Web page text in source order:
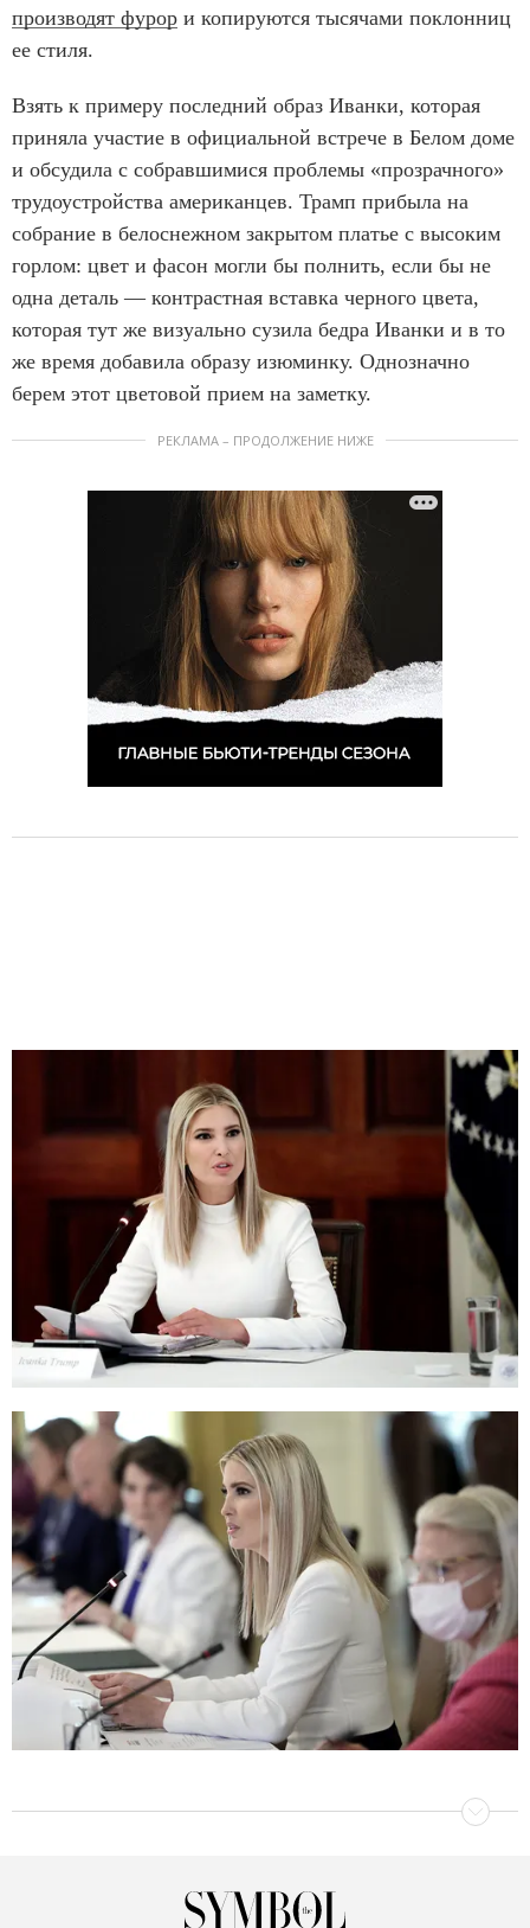
производят фурор и копируются тысячами поклонниц
ее стиля.
Взять к примеру последний образ Иванки, которая
приняла участие в официальной встрече в Белом доме
и обсудила с собравшимися проблемы «прозрачного»
трудоустройства американцев. Трамп прибыла на
собрание в белоснежном закрытом платье с высоким
горлом: цвет и фасон могли бы полнить, если бы не
одна деталь — контрастная вставка черного цвета,
которая тут же визуально сузила бедра Иванки и в то
же время добавила образу изюминку. Однозначно
берем этот цветовой прием на заметку.
РЕКЛАМА – ПРОДОЛЖЕНИЕ НИЖЕ